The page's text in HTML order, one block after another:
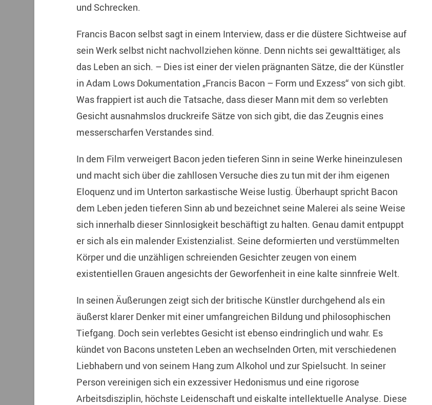
und Schrecken.
Francis Bacon selbst sagt in einem Interview, dass er die düstere Sichtweise auf
sein Werk selbst nicht nachvollziehen könne. Denn nichts sei gewalttätiger, als
das Leben an sich. – Dies ist einer der vielen prägnanten Sätze, die der Künstler
in Adam Lows Dokumentation „Francis Bacon – Form und Exzess“ von sich gibt.
Was frappiert ist auch die Tatsache, dass dieser Mann mit dem so verlebten
Gesicht ausnahmslos druckreife Sätze von sich gibt, die das Zeugnis eines
messerscharfen Verstandes sind.
In dem Film verweigert Bacon jeden tieferen Sinn in seine Werke hineinzulesen
und macht sich über die zahllosen Versuche dies zu tun mit der ihm eigenen
Eloquenz und im Unterton sarkastische Weise lustig. Überhaupt spricht Bacon
dem Leben jeden tieferen Sinn ab und bezeichnet seine Malerei als seine Weise
sich innerhalb dieser Sinnlosigkeit beschäftigt zu halten. Genau damit entpuppt
er sich als ein malender Existenzialist. Seine deformierten und verstümmelten
Körper und die unzähligen schreienden Gesichter zeugen von einem
existentiellen Grauen angesichts der Geworfenheit in eine kalte sinnfreie Welt.
In seinen Äußerungen zeigt sich der britische Künstler durchgehend als ein
äußerst klarer Denker mit einer umfangreichen Bildung und philosophischen
Tiefgang. Doch sein verlebtes Gesicht ist ebenso eindringlich und wahr. Es
kündet von Bacons unsteten Leben an wechselnden Orten, mit verschiedenen
Liebhabern und von seinem Hang zum Alkohol und zur Spielsucht. In seiner
Person vereinigen sich ein exzessiver Hedonismus und eine rigorose
Arbeitsdisziplin, höchste Leidenschaft und eiskalte intellektuelle Analyse. Diese